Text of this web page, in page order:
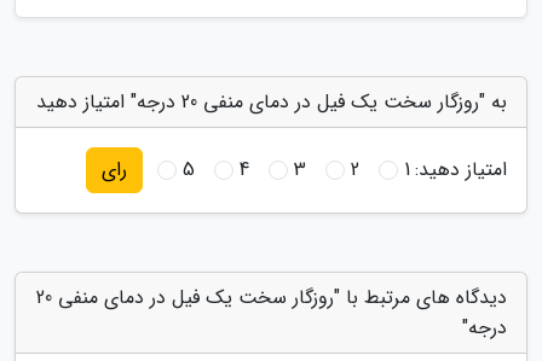
به "روزگار سخت یک فیل در دمای منفی 20 درجه" امتیاز دهید
امتیاز دهید:1
2
3
4
5 رای
دیدگاه های مرتبط با "روزگار سخت یک فیل در دمای منفی 20
درجه"